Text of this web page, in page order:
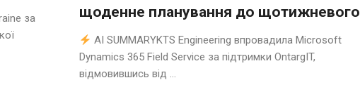
за
щоденне планування до щотижневого
AI SUMMARYKTS Engineering впровадила Microsoft
Dynamics 365 Field Service за підтримки OntargIT,
відмовившись від ...